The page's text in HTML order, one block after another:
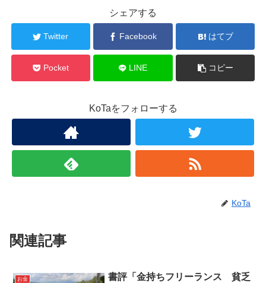
シェアする
Twitter Facebook はてブ
Pocket LINE コピー
KoTaをフォローする
KoTa
関連記事
お金
書評「金持ちフリーランス 貧乏